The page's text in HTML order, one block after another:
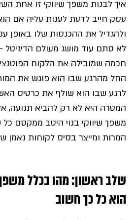
איך לבנות משפך שיווקי זו אחת
עסק חייב לדעת לענות עליה אם
ולהגדיל את ההכנסות שלו באופן
לא סתם עוד מושג מעולם
חכמה שמובילה את הלקוח
החל מהרגע שבו הוא פוגש את
לרגע שבו הוא שולף את כרטיס
המטרה היא לא רק להביא תנועה,
משפך שיווקי בנוי היטב ממקסם
המרות ומייצר בסיס לקוחות נאמן
שלב ראשון: מהו בכלל
הוא כל כך חשוב